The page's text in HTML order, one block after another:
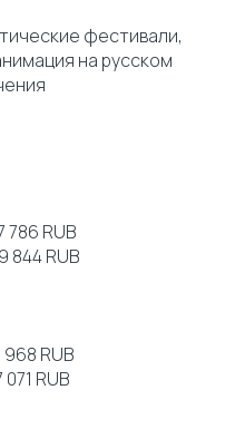
фестивали,
на русском
786 RUB
844 RUB
RUB
RUB